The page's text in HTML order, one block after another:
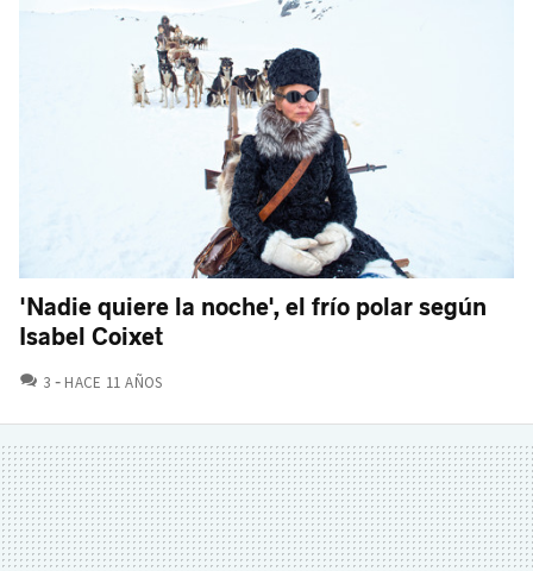
'Nadie quiere la noche', el frío polar según
Isabel Coixet
3 COMENTARIOS
HACE 11 AÑOS